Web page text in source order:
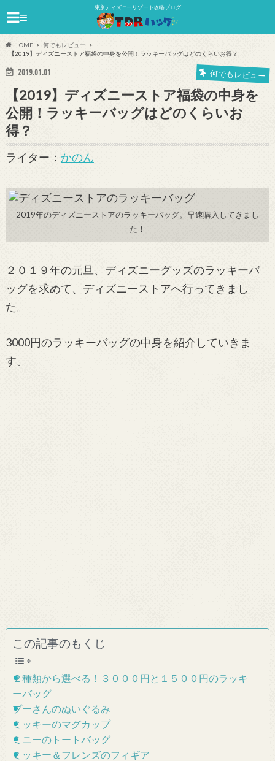
東京ディズニーリゾート攻略ブログ
≡
HOME
何でもレビュー
【2019】ディズニーストア福袋の中身を公開！ラッキーバッグはどのくらいお得？
2019.01.01 何でもレビュー
【2019】ディズニーストア福袋の中身を
公開！ラッキーバッグはどのくらいお
得？
ライター： かのん
2019年のディズニーストアのラッキーバッグ。早速購入してきまし
た！
２０１９年の元旦、ディズニーグッズのラッキーバ
ッグを求めて、ディズニーストアへ行ってきまし
た。
3000円のラッキーバッグの中身を紹介していきま
す。
この記事のもくじ
２種類から選べる！３０００円と１５００円のラッキ
ーバッグ
プーさんのぬいぐるみ
ミッキーのマグカップ
ミニーのトートバッグ
ミッキー＆フレンズのフィギア